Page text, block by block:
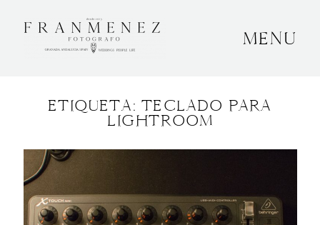
MENU
ETIQUETA: TECLADO PARA
LIGHTROOM
SOBRE MÍ
OTROS